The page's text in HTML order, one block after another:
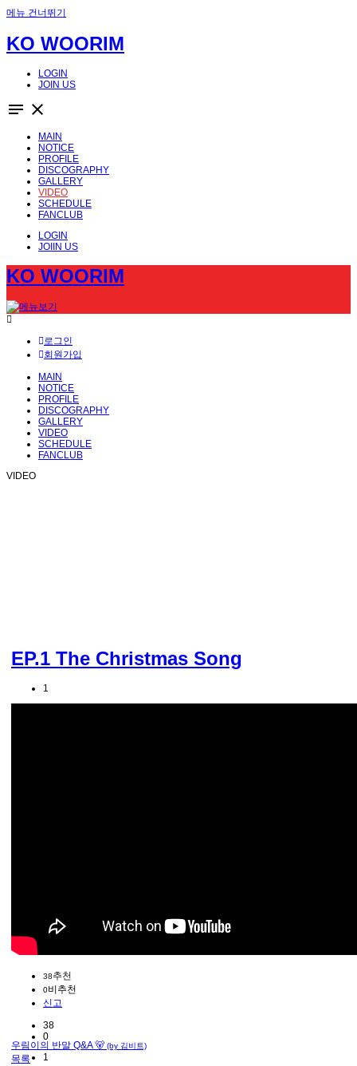
메뉴 건너뛰기
KO WOORIM
LOGIN
JOIN US
notes close
MAIN
NOTICE
PROFILE
DISCOGRAPHY
GALLERY
VIDEO
SCHEDULE
FANCLUB
LOGIN
JOIIN US
KO WOORIM
로그인
회원가입
MAIN
NOTICE
PROFILE
DISCOGRAPHY
GALLERY
VIDEO
SCHEDULE
FANCLUB
VIDEO
EP.1 The Christmas Song
1
38추천
0비추천
신고
38
0
1
우림이의 반말 Q&A 🐻 (by 김비트)
목록